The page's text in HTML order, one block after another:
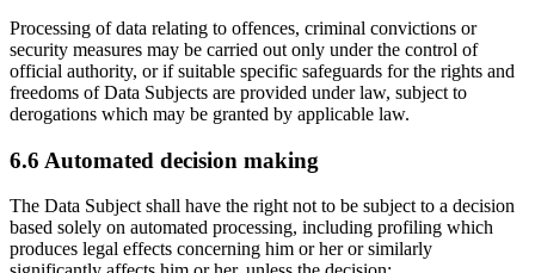
Processing of data relating to offences, criminal convictions or
security measures may be carried out only under the control of
official authority, or if suitable specific safeguards for the rights and
freedoms of Data Subjects are provided under law, subject to
derogations which may be granted by applicable law.
6.6 Automated decision making
The Data Subject shall have the right not to be subject to a decision
based solely on automated processing, including profiling which
produces legal effects concerning him or her or similarly